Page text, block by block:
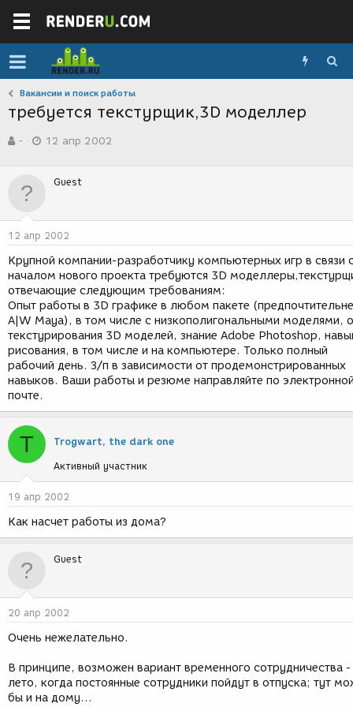
Вакансии и поиск работы
требуется текстурщик,3D моделлер
в
р
м
-
а
д
н
и
я
12 апр 2002
Guest
12 апр 2002
Крупной компании-разработчику компьютерных игр в связи
началом нового проекта требуются 3D
отвечающие следующим требованиям:
Опыт работы в 3D графике в любом пакете
A|W Maya), в том числе с низкополигональными моделями,
текстурирования 3D моделей, знание Adobe Photoshop,
рисования, в том числе и на компьютере. Только полный
рабочий день. З/п в зависимости от продемонстрированных
навыков. Ваши работы и резюме направляйте по
почте.
T Trogwart, the dark one
Активный участник
19 апр 2002
Как насчет работы из дома?
Guest
20 апр 2002
Очень нежелательно.
В принципе, возможен вариант временного сотрудничества
лето, когда постоянные сотрудники пойдут в отпуска; тут
бы и на дому...